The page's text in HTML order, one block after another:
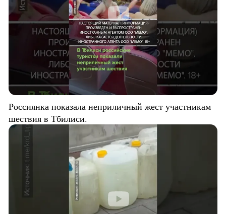
Россиянка показала неприличный жест участникам
шествия в Тбилиси.